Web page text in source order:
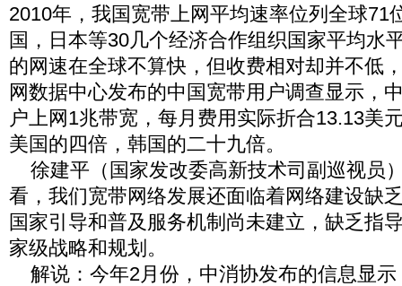
2010年，我国宽带上网平均速率位列全球71
国，日本等30几个经济合作组织国家平均水
的网速在全球不算快，但收费相对却并不低
网数据中心发布的中国宽带用户调查显示，
户上网1兆带宽，每月费用实际折合13.13美
美国的四倍，韩国的二十九倍。
徐建平（国家发改委高新技术司副巡视员
看，我们宽带网络发展还面临着网络建设缺
国家引导和普及服务机制尚未建立，缺乏指
家级战略和规划。
解说：今年2月份，中消协发布的信息显示